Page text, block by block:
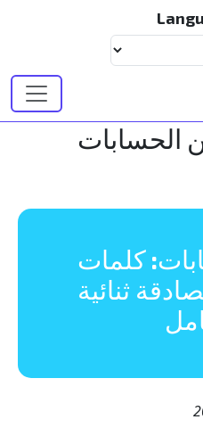
Select your language
الحسابات
كلمات
ثنائية